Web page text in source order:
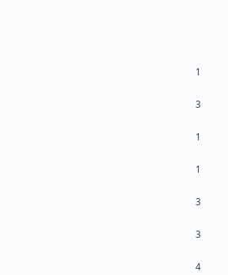
1
3
1
1
3
3
4